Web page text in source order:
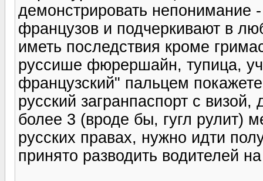
демонстрировать непонимание
французов и подчеркивают в
иметь последствия кроме
руссише фюрершайн, тупица,
французский" пальцем
русский загранпаспорт с
более 3 (вроде бы, гугл рулит)
русских правах, нужно идти
принято разводить водителей